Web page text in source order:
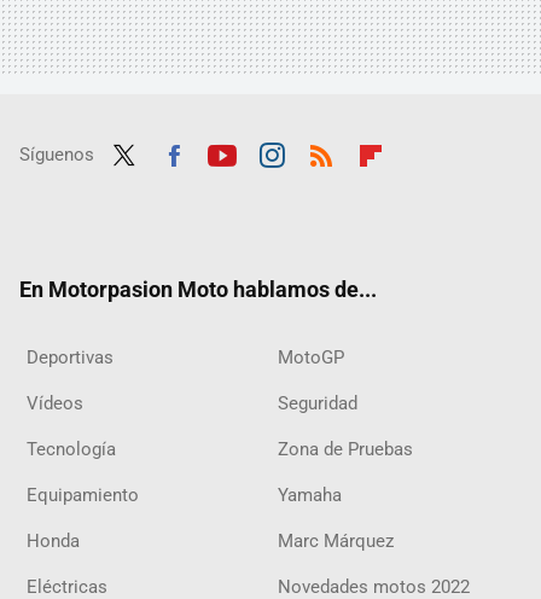
Síguenos
En Motorpasion Moto hablamos de...
Deportivas MotoGP
Vídeos Seguridad
Tecnología Zona de Pruebas
Equipamiento Yamaha
Honda Marc Márquez
Eléctricas Novedades motos 2022